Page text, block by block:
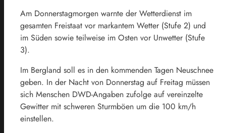
Am Donnerstagmorgen warnte der Wetterdienst im
gesamten Freistaat vor markantem Wetter (Stufe 2) und
im Süden sowie teilweise im Osten vor Unwetter (Stufe
3).
Im Bergland soll es in den kommenden Tagen Neuschnee
geben. In der Nacht von Donnerstag auf Freitag müssen
sich Menschen DWD-Angaben zufolge auf vereinzelte
Gewitter mit schweren Sturmböen um die 100 km/h
einstellen.